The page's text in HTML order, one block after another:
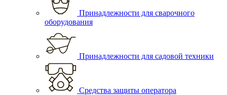
Принадлежности для сварочного
оборудования
Принадлежности для садовой техники
Средства защиты оператора